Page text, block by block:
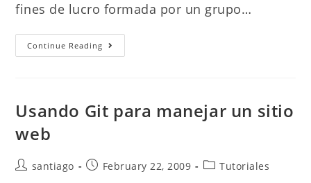
fines de lucro formada por un grupo…
Continue Reading Me
Voy
Con
50
Chicos
País!
Usando Git para manejar un sitio
web
Postsantiago
PostFebruary 22, 2009
PostTutoriales